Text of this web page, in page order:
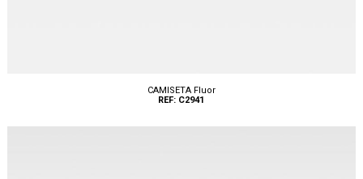
CAMISETA Fluor
REF: C2941